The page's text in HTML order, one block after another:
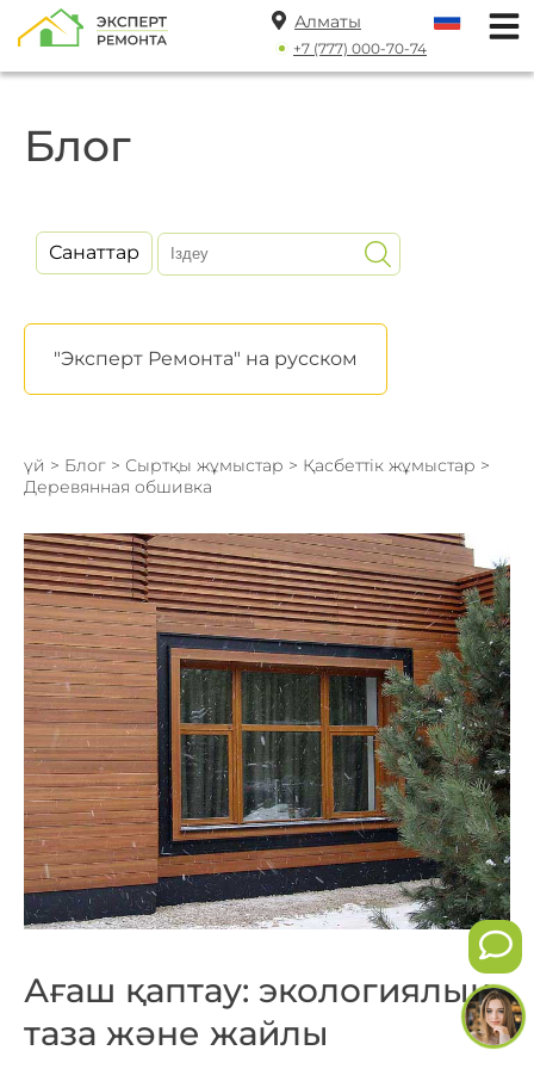
Алматы
+7 (777) 000-70-74
Блог
Санаттар
"Эксперт Ремонта" на русском
үй > Блог > Сыртқы жұмыстар > Қасбеттік жұмыстар >
Деревянная обшивка
Ағаш қаптау: экологиялық
таза және жайлы